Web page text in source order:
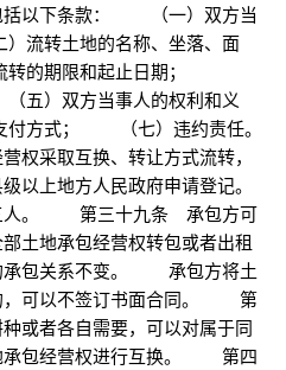
括以下条款： （一）双方当
转土地的名称、坐落、面
的期限和起止日期；
五）双方当事人的权利和义
方式； （七）违约责任。
采取互换、转让方式流转，
以上地方人民政府申请登记。
三人。 第三十九条 承包方可
土地承包经营权转包或者出租
承包关系不变。 承包方将土
，可以不签订书面合同。 第
或者各自需要，可以对属于同
承包经营权进行互换。 第四